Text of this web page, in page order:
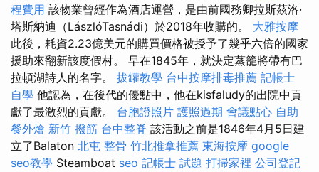
程費用 該物業曾經作為酒店運營，是由前國務卿拉斯茲洛·
塔斯納迪（LászlóTasnádi）於2018年收購的。 大雅按摩
此後，耗資2.23億美元的購買價格被授予了幾乎六倍的國家
援助來翻新該度假村。 早在1845年，就決定蒸籠將帶有巴
拉頓湖詩人的名字。 拔罐教學 台中按摩排毒推薦 記帳士
自學 他認為，在後代的優點中，他在kisfaludy的出院中貢
獻了最激烈的貢獻。 台胞證照片 護照過期 會議點心 自助
餐外燴 新竹 撥筋 台中整脊 該活動之前是1846年4月5日建
立了Balaton 北屯 整骨 竹北推拿推薦 東海按摩 google
seo教學 Steamboat seo 記帳士 試題 打掃家裡 公司登記